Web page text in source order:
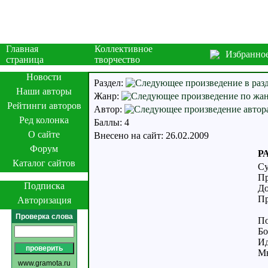
Главная
страница
Коллективное
творчество
Новости
Наши авторы
Рейтинги авторов
Ред колонка
О сайте
Форум
Каталог сайтов
Подписка
Авторизация
Проверка слова
www.gramota.ru
Раздел:
Жанр:
Автор:
Баллы: 4
Внесено на сайт: 26.02.2009